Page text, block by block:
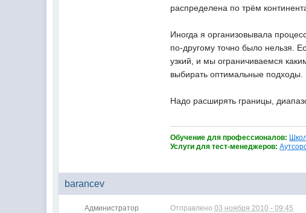
распределена по трём
Иногда я организовывала
по-другому точно было нельзя.
узкий, и мы ограничиваемся
выбирать оптимальные подходы.
Надо расширять границы,
Обучение для профессионалов:
Услуги для тест-менеджеров:
barancev
Администратор Отправлено03 ноября 2010 - 09:45